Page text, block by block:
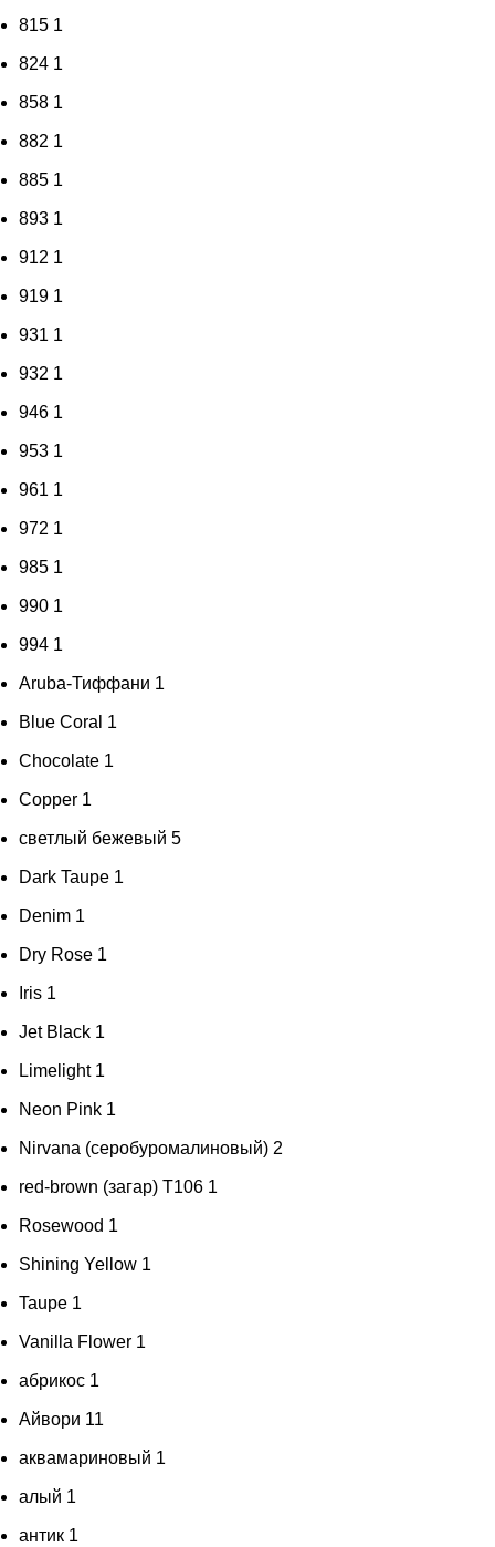
815 1
824 1
858 1
882 1
885 1
893 1
912 1
919 1
931 1
932 1
946 1
953 1
961 1
972 1
985 1
990 1
994 1
Aruba-Тиффани 1
Blue Coral 1
Chocolate 1
Copper 1
cветлый бежевый 5
Dark Taupe 1
Denim 1
Dry Rose 1
Iris 1
Jet Black 1
Limelight 1
Neon Pink 1
Nirvana (серобуромалиновый) 2
red-brown (загар) Т106 1
Rosewood 1
Shining Yellow 1
Taupe 1
Vanilla Flower 1
абрикос 1
Айвори 11
аквамариновый 1
алый 1
антик 1